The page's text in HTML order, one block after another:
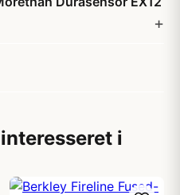
i